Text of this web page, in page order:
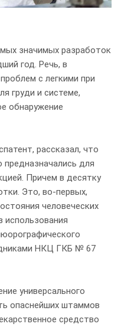
значимых разработок
год. Речь, в
с легкими при
груди и системе,
обнаружение
рассказал, что
для
Причем в десятку
Это, во-первых,
человеческих
использования
НКЦ ГКБ № 67
универсального
опаснейших штаммов
средство